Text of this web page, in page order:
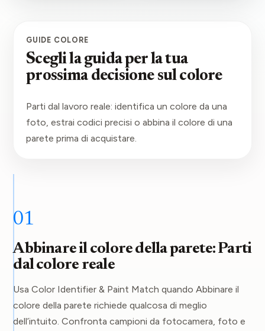
GUIDE COLORE
Scegli la guida per la tua
prossima decisione sul colore
Parti dal lavoro reale: identifica un colore da una
foto, estrai codici precisi o abbina il colore di una
parete prima di acquistare.
01
Abbinare il colore della parete: Parti
dal colore reale
Usa Color Identifier & Paint Match quando Abbinare il
colore della parete richiede qualcosa di meglio
dell’intuito. Confronta campioni da fotocamera, foto e